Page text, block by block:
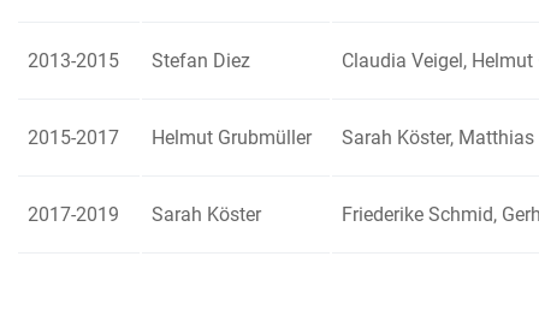
2013-2015 Stefan Diez Claudia Veigel,
2015-2017 Helmut Grubmüller Sarah Köster, Matthias
2017-2019 Sarah Köster Friederike Schmid,